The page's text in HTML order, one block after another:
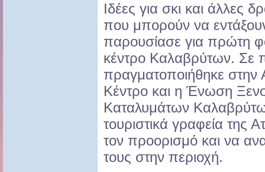
Ιδέες για σκι και άλλες
που μπορούν να
παρουσίασε για πρώτη
κέντρο Καλαβρύτων. Σε
πραγματοποιήθηκε στην
Kέντρο και η Ένωση
Καταλυμάτων
τουριστικά γραφεία της
τον προορισμό και να
τους στην περιοχή.